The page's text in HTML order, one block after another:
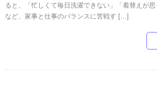
ると、「忙しくて毎日洗濯できない」「着替えが思
など、家事と仕事のバランスに苦戦す […]